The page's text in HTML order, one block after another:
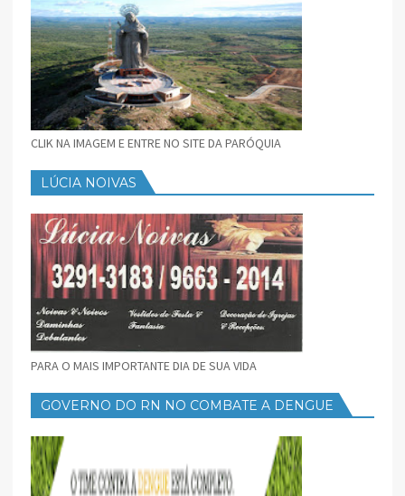
CLIK NA IMAGEM E ENTRE NO SITE DA PARÓQUIA
LÚCIA NOIVAS
PARA O MAIS IMPORTANTE DIA DE SUA VIDA
GOVERNO DO RN NO COMBATE A DENGUE